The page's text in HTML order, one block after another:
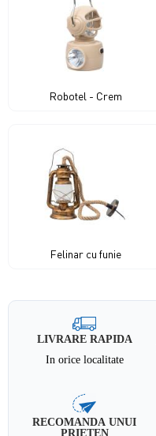
Robotel - Crem
Felinar cu funie
LIVRARE RAPIDA
In orice localitate
RECOMANDA UNUI
PRIETEN